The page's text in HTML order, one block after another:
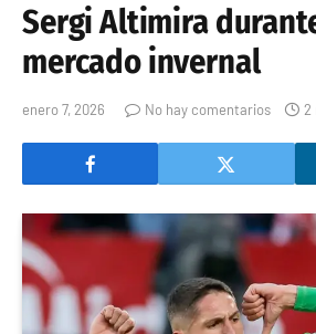
Sergi Altimira
mercado invernal
enero 7, 2026 No hay comentarios 2